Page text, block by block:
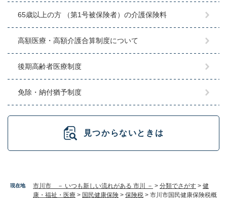
現在地 市川市 － いつも新しい流れがある 市川 － > 分類でさがす > 健
康・福祉・医療 > 国民健康保険 > 保険税 > 市川市国民健康保険税概
65歳以上の方 （第1号被保険者）の介護保険料
高額医療・高額介護合算制度について
後期高齢者医療制度
免除・納付猶予制度
見つからないときは